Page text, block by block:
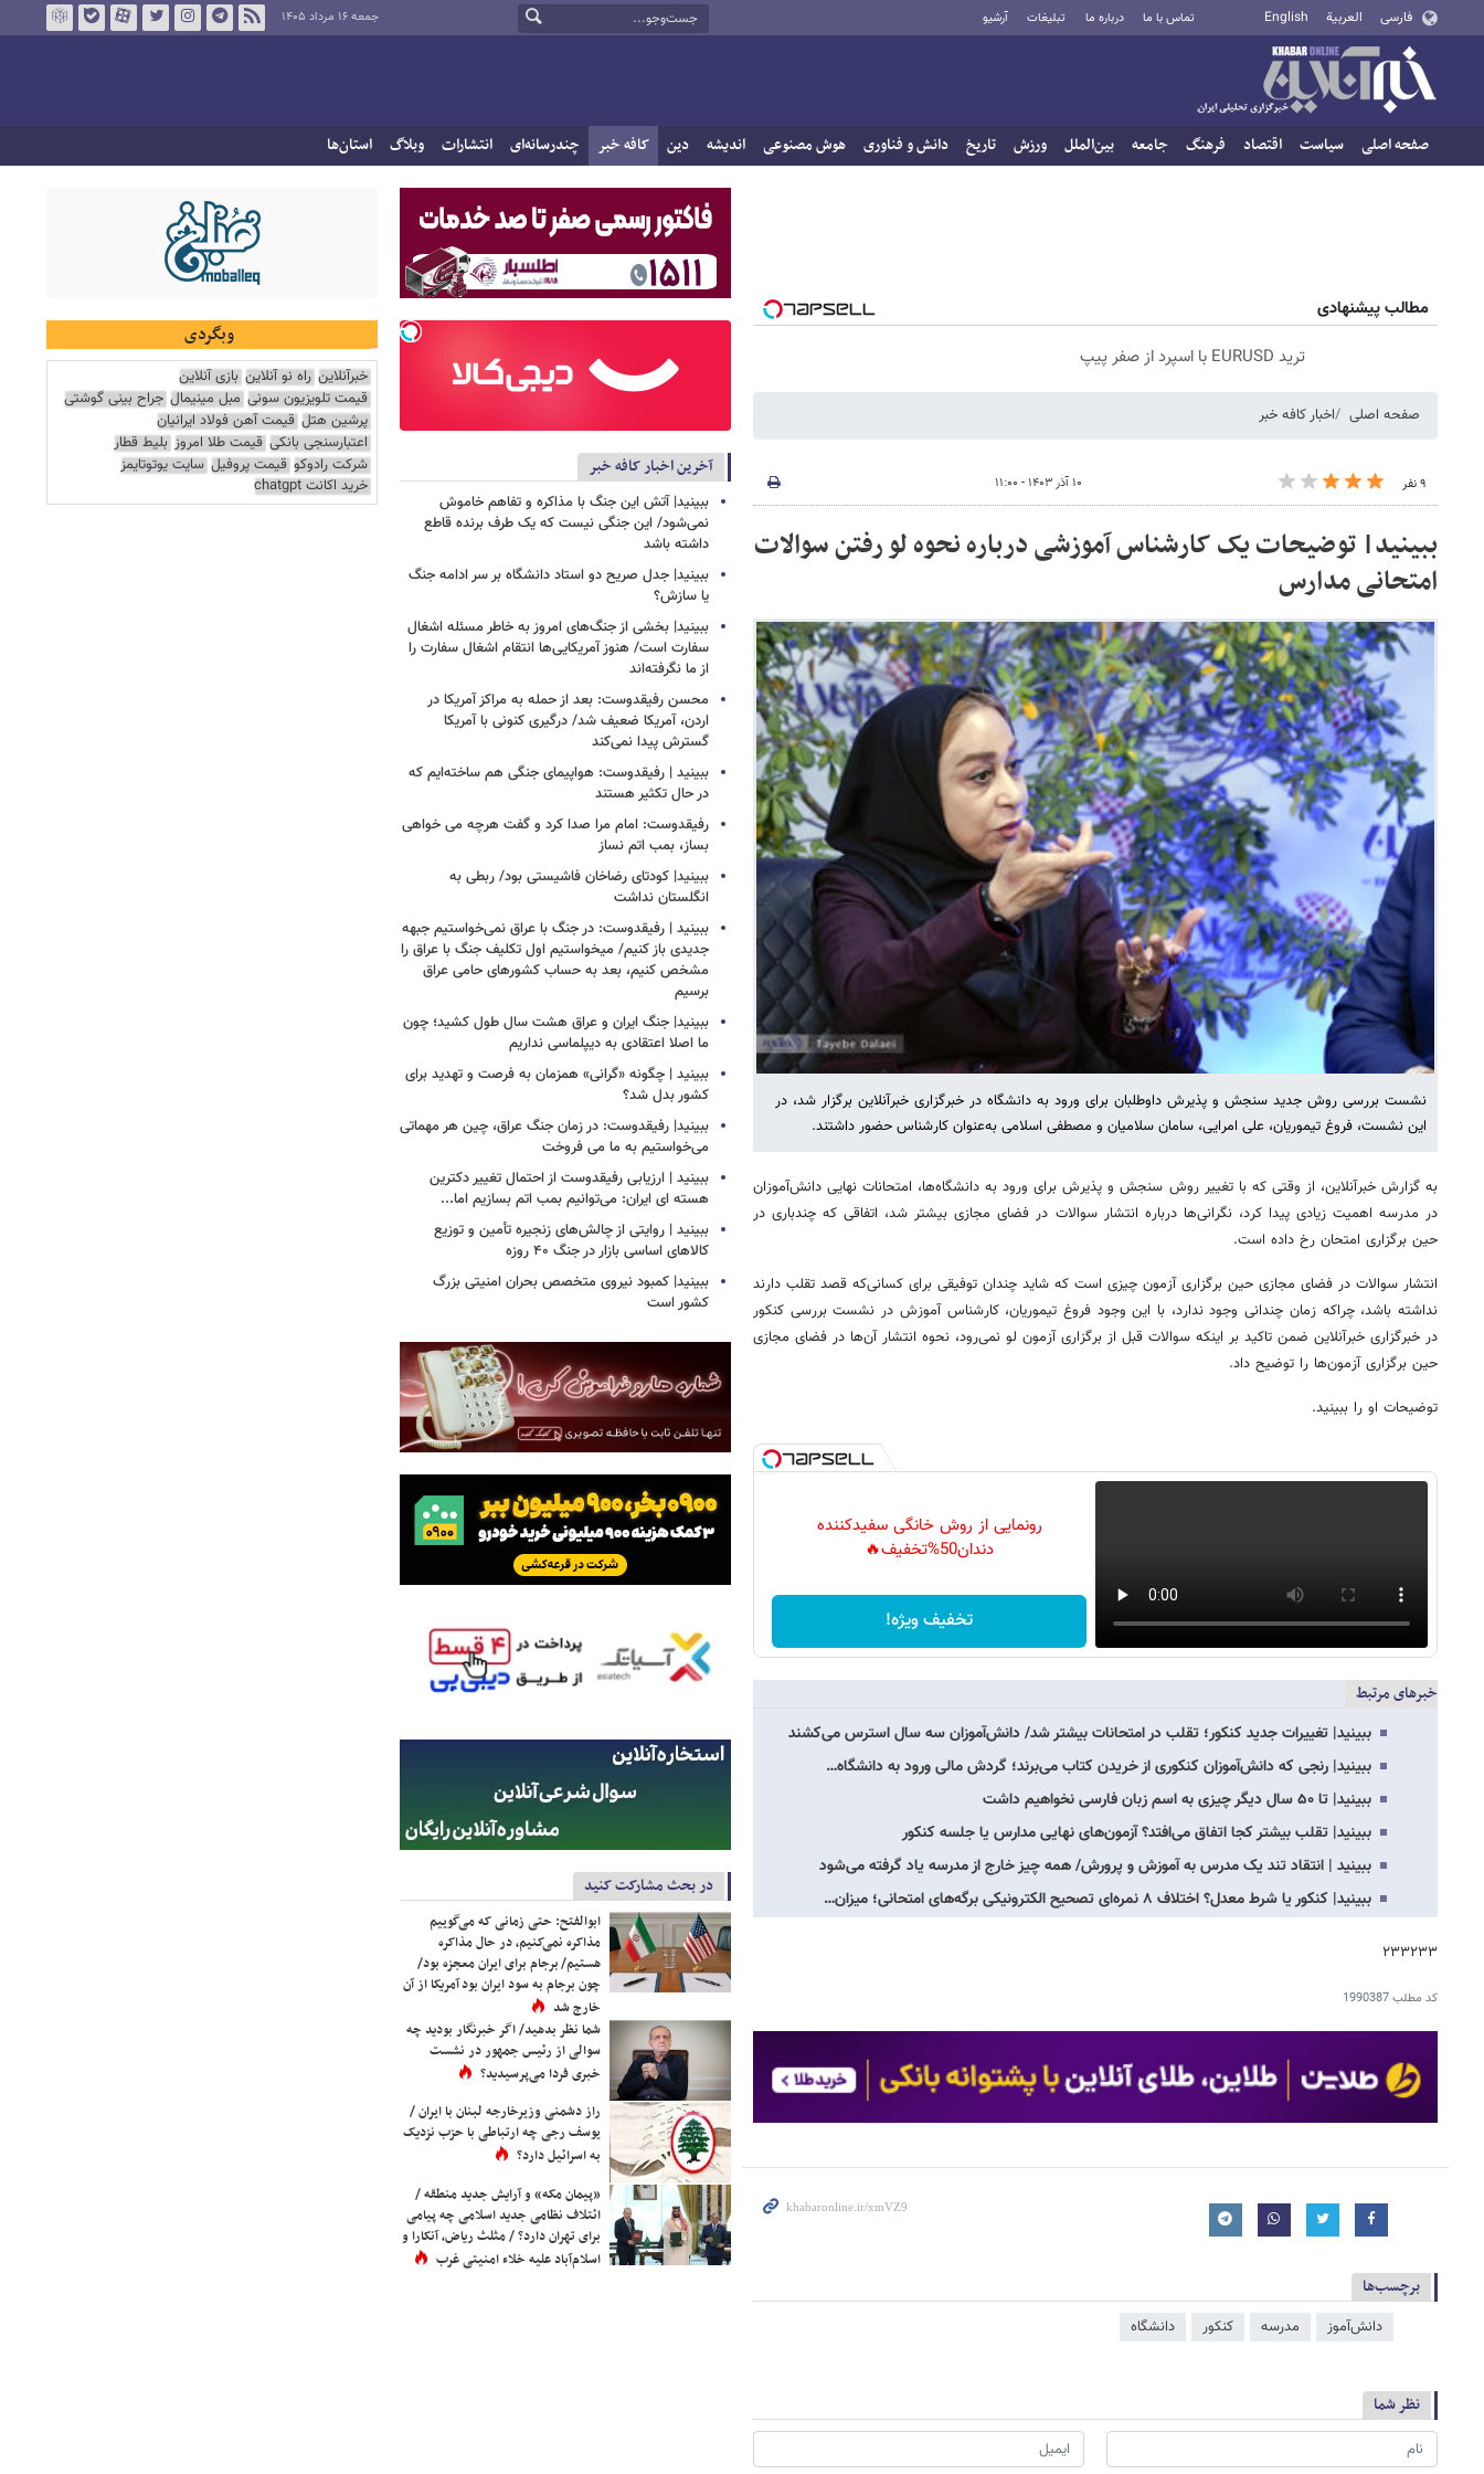
فارسی العربية English تماس با ما درباره ما تبلیغات آرشیو جمعه ۱۶ مرداد ۱۴۰۵
صفحه اصلی سیاست اقتصاد فرهنگ جامعه بین‌الملل ورزش تاریخ دانش و فناوری هوش مصنوعی اندیشه دین کافه خبر چندرسانه‌ای انتشارات وبلاگ استان‌ها
مطالب پیشنهادی
ترید EURUSD با اسپرد از صفر پیپ
صفحه اصلی اخبار کافه خبر
۹ نفر ۱۰ آذر ۱۴۰۳ - ۱۱:۰۰
ببینید| توضیحات یک کارشناس آموزشی درباره نحوه لو رفتن سوالات
امتحانی مدارس
نشست بررسی روش جدید سنجش و پذیرش داوطلبان برای ورود به دانشگاه در خبرگزاری خبرآنلاین برگزار شد، در
این نشست، فروغ تیموریان، علی امرایی، سامان سلامیان و مصطفی اسلامی به‌عنوان کارشناس حضور داشتند.
به گزارش خبرآنلاین، از وقتی که با تغییر روش سنجش و پذیرش برای ورود به دانشگاه‌ها، امتحانات نهایی دانش‌آموزان
در مدرسه اهمیت زیادی پیدا کرد، نگرانی‌ها درباره انتشار سوالات در فضای مجازی بیشتر شد، اتفاقی که چندباری در
حین برگزاری امتحان رخ داده است.
انتشار سوالات در فضای مجازی حین برگزاری آزمون چیزی است که شاید چندان توفیقی برای کسانی‌که قصد تقلب دارند
نداشته باشد، چراکه زمان چندانی وجود ندارد، با این وجود فروغ تیموریان، کارشناس آموزش در نشست بررسی کنکور
در خبرگزاری خبرآنلاین ضمن تاکید بر اینکه سوالات قبل از برگزاری آزمون لو نمی‌رود، نحوه انتشار آن‌ها در فضای مجازی
حین برگزاری آزمون‌ها را توضیح داد.
توضیحات او را ببینید.
رونمایی از روش خانگی سفیدکننده
دندان50%تخفیف🔥
تخفیف ویژه!
خبرهای مرتبط
ببینید| تغییرات جدید کنکور؛ تقلب در امتحانات بیشتر شد/ دانش‌آموزان سه سال استرس می‌کشند
ببینید| رنجی که دانش‌آموزان کنکوری از خریدن کتاب می‌برند؛ گردش مالی ورود به دانشگاه…
ببینید| تا ۵۰ سال دیگر چیزی به اسم زبان فارسی نخواهیم داشت
ببینید| تقلب بیشتر کجا اتفاق می‌افتد؟ آزمون‌های نهایی مدارس یا جلسه کنکور
ببینید | انتقاد تند یک مدرس به آموزش و پرورش/ همه چیز خارج از مدرسه یاد گرفته می‌شود
ببینید| کنکور یا شرط معدل؟ اختلاف ۸ نمره‌ای تصحیح الکترونیکی برگه‌های امتحانی؛ میزان…
۲۳۳۲۳۳
کد مطلب1990387
برچسب‌ها
دانش‌آموز مدرسه کنکور دانشگاه
نظر شما
آخرین اخبار کافه خبر
ببینید| آتش این جنگ با مذاکره و تفاهم خاموش
نمی‌شود/ این جنگی نیست که یک طرف برنده قاطع
داشته باشد
ببینید| جدل صریح دو استاد دانشگاه بر سر ادامه جنگ
یا سازش؟
ببینید| بخشی از جنگ‌های امروز به خاطر مسئله اشغال
سفارت است/ هنوز آمریکایی‌ها انتقام اشغال سفارت را
از ما نگرفته‌اند
محسن رفیقدوست: بعد از حمله به مراکز آمریکا در
اردن، آمریکا ضعیف شد/ درگیری کنونی با آمریکا
گسترش پیدا نمی‌کند
ببینید | رفیقدوست: هواپیمای جنگی هم ساخته‌ایم که
در حال تکثیر هستند
رفیقدوست: امام مرا صدا کرد و گفت هرچه می خواهی
بساز، بمب اتم نساز
ببینید| کودتای رضاخان فاشیستی بود/ ربطی به
انگلستان نداشت
ببینید | رفیقدوست: در جنگ با عراق نمی‌خواستیم جبهه
جدیدی باز کنیم/ میخواستیم اول تکلیف جنگ با عراق را
مشخص کنیم، بعد به حساب کشورهای حامی عراق
برسیم
ببینید| جنگ ایران و عراق هشت سال طول کشید؛ چون
ما اصلا اعتقادی به دیپلماسی نداریم
ببینید | چگونه «گرانی» همزمان به فرصت و تهدید برای
کشور بدل شد؟
ببینید| رفیقدوست: در زمان جنگ عراق، چین هر مهماتی
می‌خواستیم به ما می فروخت
ببینید | ارزیابی رفیقدوست از احتمال تغییر دکترین
هسته ای ایران: می‌توانیم بمب اتم بسازیم اما...
ببینید | روایتی از چالش‌های زنجیره تأمین و توزیع
کالاهای اساسی بازار در جنگ ۴۰ روزه
ببینید| کمبود نیروی متخصص بحران امنیتی بزرگ
کشور است
در بحث مشارکت کنید
ابوالفتح: حتی زمانی که می‌گوییم
مذاکره نمی‌کنیم، در حال مذاکره
هستیم/ برجام برای ایران معجزه بود/
چون برجام به سود ایران بود آمریکا از آن
خارج شد
شما نظر بدهید/ اگر خبرنگار بودید چه
سوالی از رئیس جمهور در نشست
خبری فردا می‌پرسیدید؟
راز دشمنی وزیرخارجه لبنان با ایران /
یوسف رجی چه ارتباطی با حزب نزدیک
به اسرائیل دارد؟
«پیمان مکه» و آرایش جدید منطقه /
ائتلاف نظامی جدید اسلامی چه پیامی
برای تهران دارد؟ / مثلث ریاض، آنکارا و
اسلام‌آباد علیه خلاء امنیتی غرب
وبگردی
خبرآنلاین راه نو آنلاین بازی آنلاین
قیمت تلویزیون سونی مبل مینیمال جراح بینی گوشتی
پرشین هتل قیمت آهن فولاد ایرانیان
اعتبارسنجی بانکی قیمت طلا امروز بلیط قطار
شرکت رادوکو قیمت پروفیل سایت یوتوتایمز
خرید اکانت chatgpt